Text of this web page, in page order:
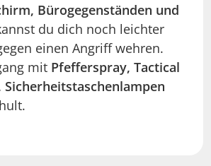
Bürogegenständen und
du dich noch leichter
einen Angriff wehren.
mit Pfefferspray, Tactical
Sicherheitstaschenlampen